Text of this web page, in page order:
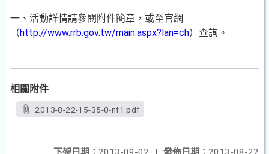
一、活動詳情請參閱附件簡章，或至官網
（http://www.rrb.gov.tw/main.aspx?lan=ch）查詢。
相關附件
2013-8-22-15-35-0-nf1.pdf